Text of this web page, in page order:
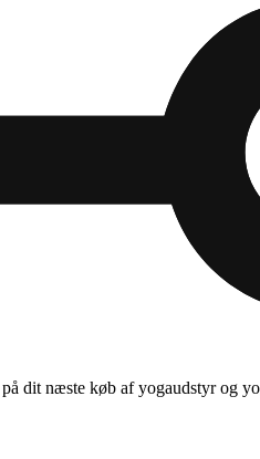
dit næste køb af yogaudstyr og